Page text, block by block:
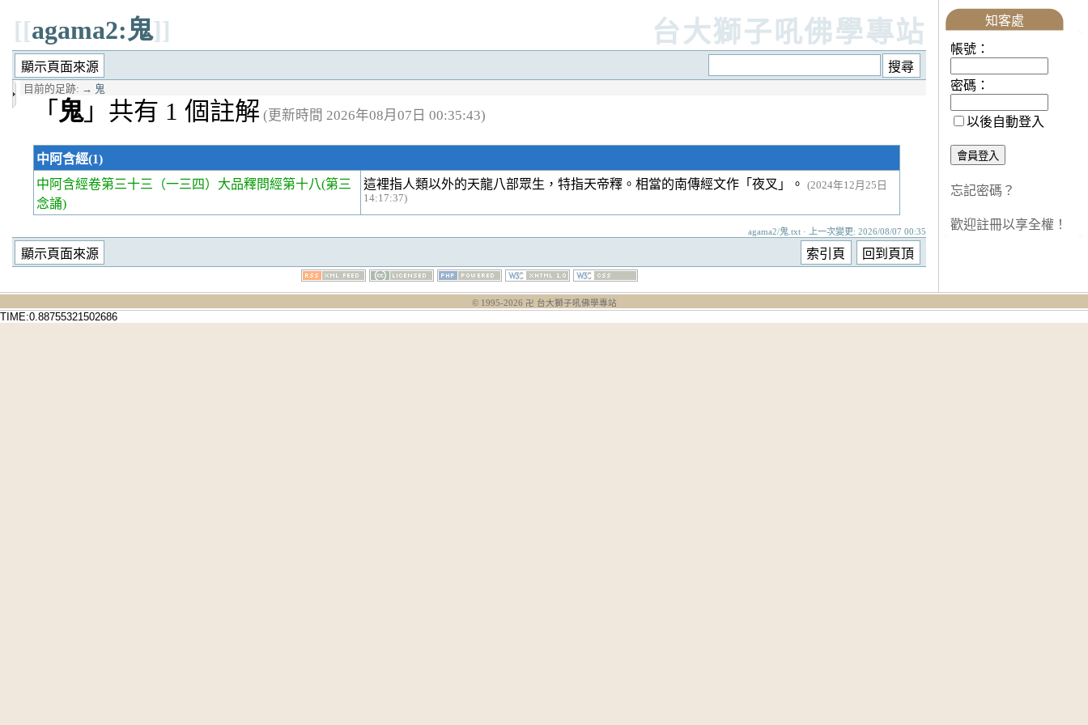
[[agama2:鬼]] 台大獅子吼佛學專站
目前的足跡: → 鬼
「 鬼」共有 1 個註解 (更新時間 2026年08月07日 00:35:43)
中阿含經(1)
中阿含經卷第三十三
（一三四）大品釋問經第十八(第三
念誦)
這裡指人類以外的天龍八部眾生，特指天帝釋。相當的南傳經文作「夜叉」。
(2024年12月25日
14:17:37)
agama2/鬼.txt · 上一次變更: 2026/08/07 00:35
知客處
帳號：
密碼：
以後自動登入
忘記密碼？
歡迎註冊以享全權！
© 1995-2026 卍 台大獅子吼佛學專站
TIME:0.88755321502686